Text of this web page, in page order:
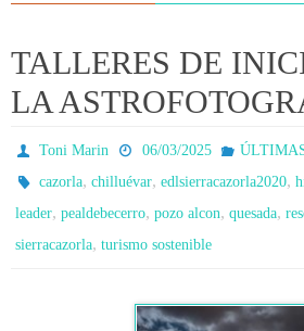
TALLERES DE
LA
Toni Marin 06/03/2025
cazorla,chilluévar,edlsierracazorla2020,
leader, pealdebecerro, pozo alcon, quesada,
sierracazorla, turismo sostenible